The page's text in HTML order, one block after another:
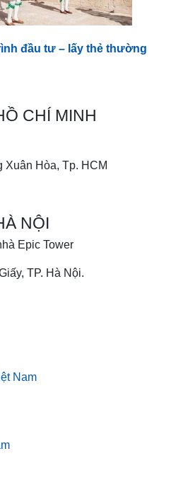
đầu tư – lấy thẻ thường
CHÍ MINH
Hòa, Tp. HCM
NỘI
Epic Tower
TP. Hà Nội.
Nam